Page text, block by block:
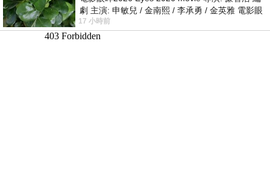
劇 主演: 申敏兒 / 金南熙 / 李承勇 / 金英雅 電影眼
眸2026描述攝影師徐珍因遺
17 小時前